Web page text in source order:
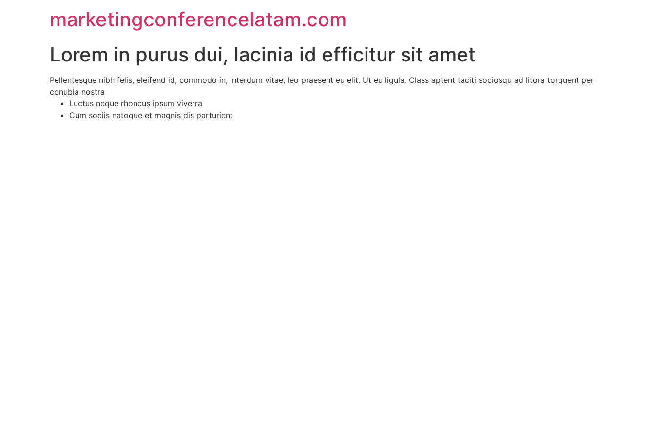
marketingconferencelatam.com
Lorem in purus dui, lacinia id efficitur sit amet
Pellentesque nibh felis, eleifend id, commodo in, interdum vitae, leo praesent eu elit. Ut eu ligula. Class aptent taciti sociosqu ad litora torquent per
conubia nostra
Luctus neque rhoncus ipsum viverra
Cum sociis natoque et magnis dis parturient